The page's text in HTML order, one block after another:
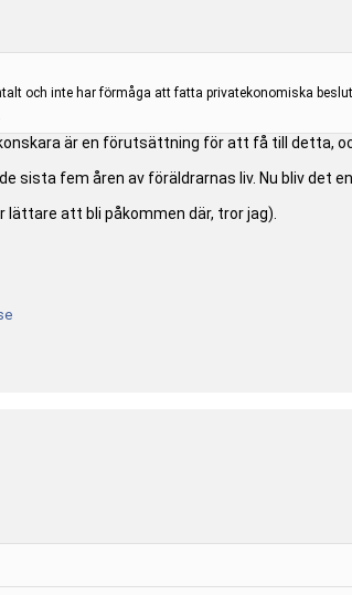
och inte har förmåga att fatta privatekonomiska
är en förutsättning för att få till detta,
sista fem åren av föräldrarnas liv. Nu bliv
lättare att bli påkommen där, tror jag).